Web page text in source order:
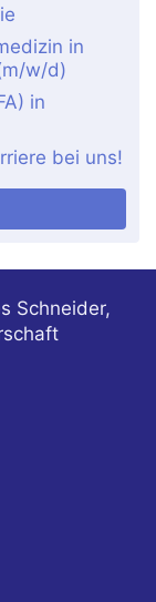
in
w/d)
in
bei uns!
Schneider,